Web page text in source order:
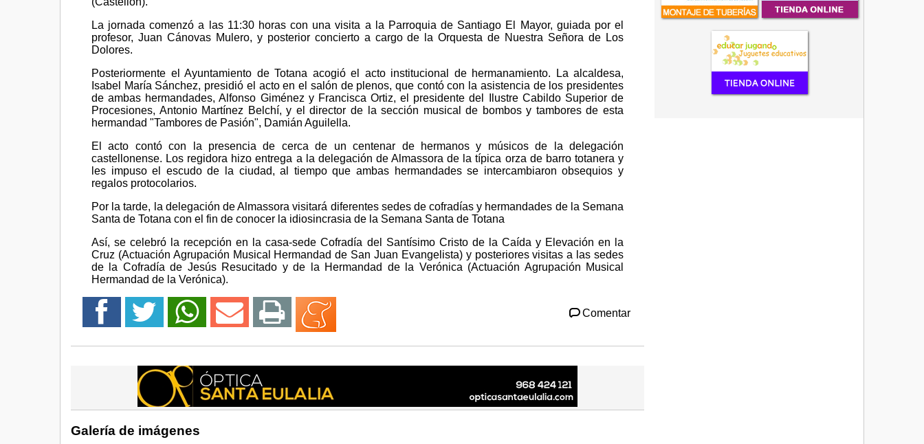
Comentar
La jornada comenzó a las 11:30 horas con una visita a la Parroquia de Santiago El Mayor, guiada por el
profesor, Juan Cánovas Mulero, y posterior concierto a cargo de la Orquesta de Nuestra Señora de Los
Dolores.
Posteriormente el Ayuntamiento de Totana acogió el acto institucional de hermanamiento. La alcaldesa,
Isabel María Sánchez, presidió el acto en el salón de plenos, que contó con la asistencia de los presidentes
de ambas hermandades, Alfonso Giménez y Francisca Ortiz, el presidente del Ilustre Cabildo Superior de
Procesiones, Antonio Martínez Belchí, y el director de la sección musical de bombos y tambores de esta
hermandad "Tambores de Pasión", Damián Aguilella.
El acto contó con la presencia de cerca de un centenar de hermanos y músicos de la delegación
castellonense. Los regidora hizo entrega a la delegación de Almassora de la típica orza de barro totanera y
les impuso el escudo de la ciudad, al tiempo que ambas hermandades se intercambiaron obsequios y
regalos protocolarios.
Por la tarde, la delegación de Almassora visitará diferentes sedes de cofradías y hermandades de la Semana
Santa de Totana con el fin de conocer la idiosincrasia de la Semana Santa de Totana
Así, se celebró la recepción en la casa-sede Cofradía del Santísimo Cristo de la Caída y Elevación en la
Cruz (Actuación Agrupación Musical Hermandad de San Juan Evangelista) y posteriores visitas a las sedes
de la Cofradía de Jesús Resucitado y de la Hermandad de la Verónica (Actuación Agrupación Musical
Hermandad de la Verónica).
Galería de imágenes